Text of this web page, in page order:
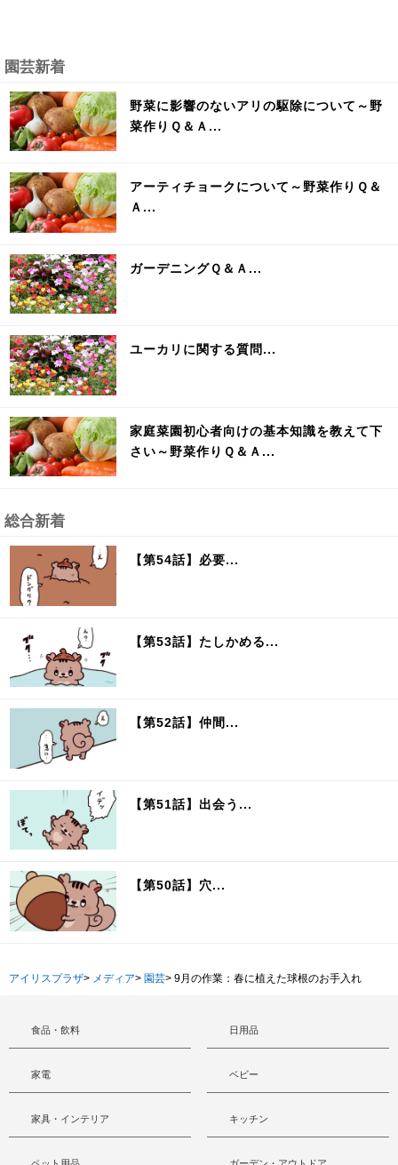
園芸新着
野菜に影響のないアリの駆除について～野
菜作りＱ＆Ａ...
アーティチョークについて～野菜作りＱ＆
Ａ...
ガーデニングＱ＆Ａ...
ユーカリに関する質問...
家庭菜園初心者向けの基本知識を教えて下
さい～野菜作りＱ＆Ａ...
総合新着
【第54話】必要...
【第53話】たしかめる...
【第52話】仲間...
【第51話】出会う...
【第50話】穴...
アイリスプラザ> メディア> 園芸> 9月の作業：春に植えた球根のお手入れ
食品・飲料 日用品
家電 ベビー
家具・インテリア キッチン